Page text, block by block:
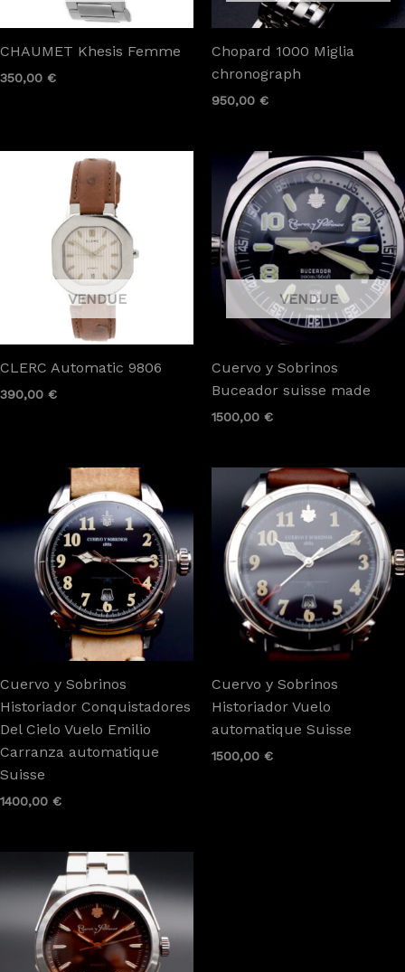
CHAUMET Khesis Femme
350,00 €
Chopard 1000 Miglia
chronograph
950,00 €
CLERC Automatic 9806
390,00 €
Cuervo y Sobrinos
Buceador suisse made
1500,00 €
Cuervo y Sobrinos
Historiador Conquistadores
Del Cielo Vuelo Emilio
Carranza automatique
Suisse
1400,00 €
Cuervo y Sobrinos
Historiador Vuelo
automatique Suisse
1500,00 €